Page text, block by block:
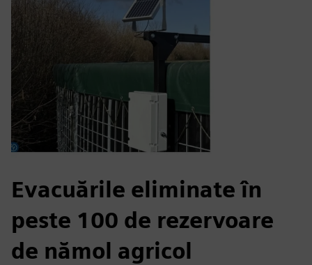
Evacuările eliminate în
peste 100 de rezervoare
de nămol agricol